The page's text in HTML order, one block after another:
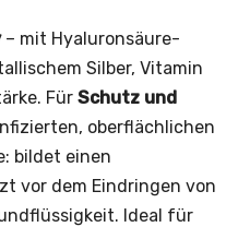
– mit Hyaluronsäure-
Silber, Vitamin
Für Schutz und
oberflächlichen
bildet einen
vor dem Eindringen von
Ideal für